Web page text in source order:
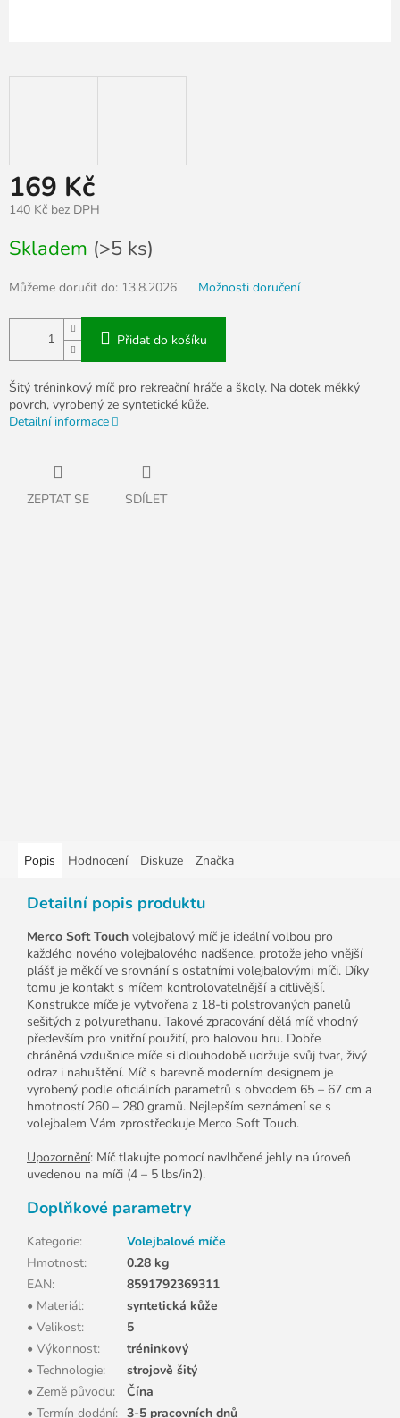
169 Kč
140 Kč bez DPH
cena:
Skladem (>5 ks)
Můžeme doručit do: 13.8.2026 Možnosti doručení
Přidat do košíku
Šitý tréninkový míč pro rekreační hráče a školy. Na dotek měkký
povrch, vyrobený ze syntetické kůže.
Detailní informace
ZEPTAT SE SDÍLET
Popis Hodnocení Diskuze Značka
Detailní popis produktu
Merco Soft Touch volejbalový míč je ideální volbou pro
každého nového volejbalového nadšence, protože jeho vnější
plášť je měkčí ve srovnání s ostatními volejbalovými míči. Díky
tomu je kontakt s míčem kontrolovatelnější a citlivější.
Konstrukce míče je vytvořena z 18-ti polstrovaných panelů
sešitých z polyurethanu. Takové zpracování dělá míč vhodný
především pro vnitřní použití, pro halovou hru. Dobře
chráněná vzdušnice míče si dlouhodobě udržuje svůj tvar, živý
odraz i nahuštění. Míč s barevně moderním designem je
vyrobený podle oficiálních parametrů s obvodem 65 – 67 cm a
hmotností 260 – 280 gramů. Nejlepším seznámení se s
volejbalem Vám zprostředkuje Merco Soft Touch.
Upozornění: Míč tlakujte pomocí navlhčené jehly na úroveň
uvedenou na míči (4 – 5 lbs/in2).
Doplňkové parametry
Kategorie:
Volejbalové míče
Hmotnost:
0.28 kg
EAN:
8591792369311
• Materiál:
syntetická kůže
• Velikost:
5
• Výkonnost:
tréninkový
• Technologie:
strojově šitý
• Země původu:
Čína
• Termín dodání: 3-5 pracovních dnů